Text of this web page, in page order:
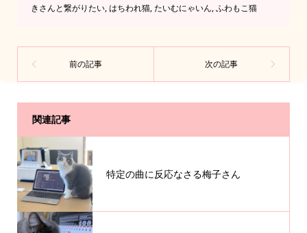
きさんと繋がりたい,はちわれ猫,たいむにゃいん,ふわもこ猫
関連記事
特定の曲に反応なさる梅子さん